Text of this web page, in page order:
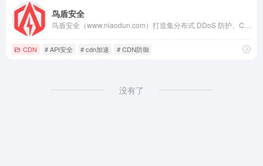
鸟盾安全
CDN # API安全 # cdn加速 # CDN防御
没有了